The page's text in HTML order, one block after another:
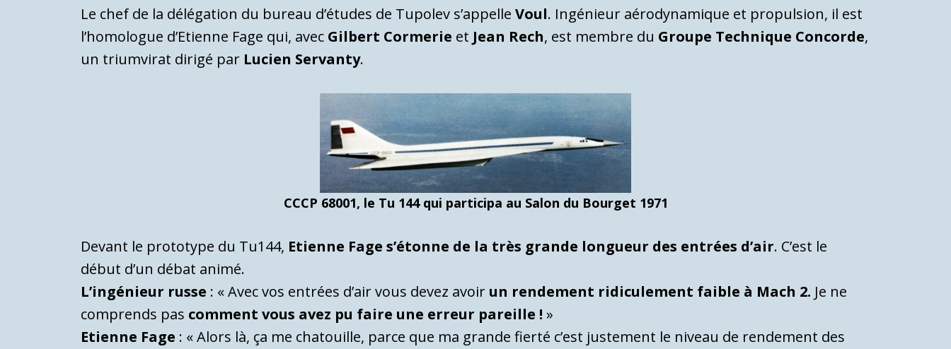
Le chef de la délégation du bureau d’études de Tupolev s’appelleVoul. Ingénieur aérodynamique et propulsion, il est
l’homologue d’Etienne Fage qui, avec Gilbert Cormerie et Jean Rech, est membre du Groupe Technique Concorde,
un triumvirat dirigé par Lucien Servanty.
CCCP 68001, le Tu 144 qui participa au Salon du Bourget 1971
Devant le prototype du Tu144, Etienne Fage s’étonne de la très grande longueur des entrées d’air. C’est le
début d’un débat animé.
L’ingénieur russe : « Avec vos entrées d’air vous devez avoir un rendement ridiculement faible à Mach 2. Je ne
comprends pas comment vous avez pu faire une erreur pareille ! »
Etienne Fage : « Alors là, ça me chatouille, parce que ma grande fierté c’est justement le niveau de rendement des